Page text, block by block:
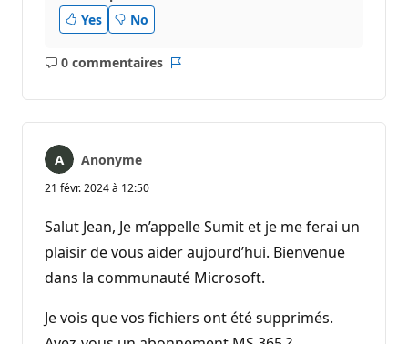
Yes
No
0 commentaires
Aucun
Anonyme
21 févr. 2024 à 12:50
Salut Jean, Je m’appelle Sumit et je me ferai un
plaisir de vous aider aujourd’hui. Bienvenue
dans la communauté Microsoft.
Je vois que vos fichiers ont été supprimés.